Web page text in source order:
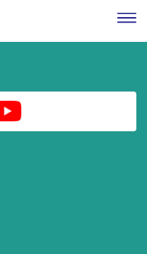
有価証券報告書
1日～平成25年3月31日）